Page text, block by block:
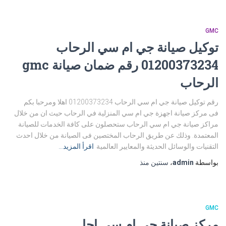
GMC
توكيل صيانة جي ام سي الرحاب
01200373234 رقم ضمان صيانة gmc
الرحاب
رقم توكيل صيانة جي ام سي الرحاب 01200373234 اهلا ومرحبا بكم
فى مركز صيانة اجهزة جي ام سي المنزلية في الرحاب حيث ان من خلال
مراكز صيانة جي ام سي الرحاب ستحصلون على كافة الخدمات للصيانة
المعتمدة. وذلك عن طريق الرحاب المختصين فى الصيانة من خلال احدث
التقنيات والوسائل الحديثة والمعايير العالمية اقرأ المزيد…
بواسطة admin، سنتين منذ
GMC